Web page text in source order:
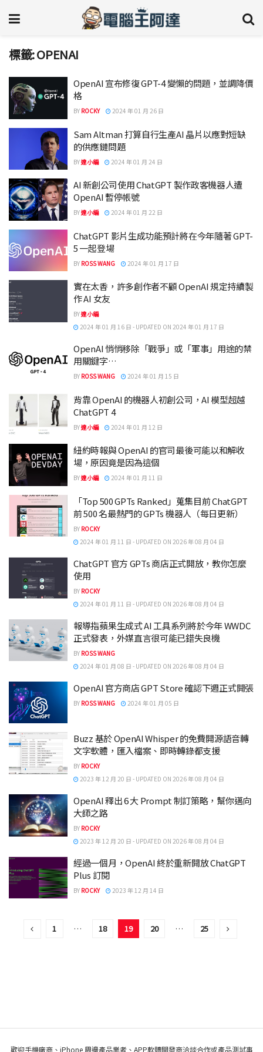
標籤:OPENAI
OpenAI 宣布修復 GPT-4 變懶的問題，並調降價
格
BY ROCKY 2024 年 01 月 26 日
Sam Altman 打算自行生產AI 晶片以應對短缺
的供應鏈問題
BY達小編 2024 年 01 月 24 日
AI 新創公司使用 ChatGPT 製作政客機器人遭
OpenAI 暫停帳號
BY達小編 2024 年 01 月 22 日
ChatGPT 影片生成功能預計將在今年隨著 GPT-
5 一起登場
BY ROSS WANG 2024 年 01 月 17 日
實在太香，許多創作者不顧 OpenAI 規定持續製
作 AI 女友
BY達小編
2024 年 01 月 16 日 - UPDATED ON 2024 年 01 月 17 日
OpenAI 悄悄移除「戰爭」或「軍事」用途的禁
用關鍵字…
BY ROSS WANG 2024 年 01 月 15 日
背靠 OpenAI 的機器人初創公司，AI 模型超越
ChatGPT 4
BY達小編 2024 年 01 月 12 日
紐約時報與 OpenAI 的官司最後可能以和解收
場，原因竟是因為這個
BY達小編 2024 年 01 月 11 日
「Top 500 GPTs Ranked」蒐集目前 ChatGPT
前 500 名最熱門的 GPTs 機器人（每日更新）
BY ROCKY
2024 年 01 月 11 日 - UPDATED ON 2026 年 08 月 04 日
ChatGPT 官方 GPTs 商店正式開放，教你怎麼
使用
BY ROCKY
2024 年 01 月 11 日 - UPDATED ON 2026 年 08 月 04 日
報導指蘋果生成式 AI 工具系列將於今年 WWDC
正式發表，外媒直言很可能已錯失良機
BY ROSS WANG
2024 年 01 月 08 日 - UPDATED ON 2026 年 08 月 04 日
OpenAI 官方商店 GPT Store 確認下週正式開張
BY ROSS WANG 2024 年 01 月 05 日
Buzz 基於 OpenAI Whisper 的免費開源語音轉
文字軟體，匯入檔案、即時轉錄都支援
BY ROCKY
2023 年 12 月 20 日 - UPDATED ON 2026 年 08 月 04 日
OpenAI 釋出 6 大 Prompt 制訂策略，幫你邁向
大師之路
BY ROCKY
2023 年 12 月 20 日 - UPDATED ON 2026 年 08 月 04 日
經過一個月，OpenAI 終於重新開放 ChatGPT
Plus 訂閱
BY ROCKY 2023 年 12 月 14 日
1 … 18 19 20 … 25
歡迎手機廠商、iPhone 周邊產品業者、APP軟體開發商洽談合作或產品測試事